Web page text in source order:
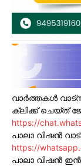
വാർത്തകൾ
ക്ലിക്ക് ചെയ്ത്
https://
പാലാ വിഷൻ
https://
പാലാ വിഷൻ